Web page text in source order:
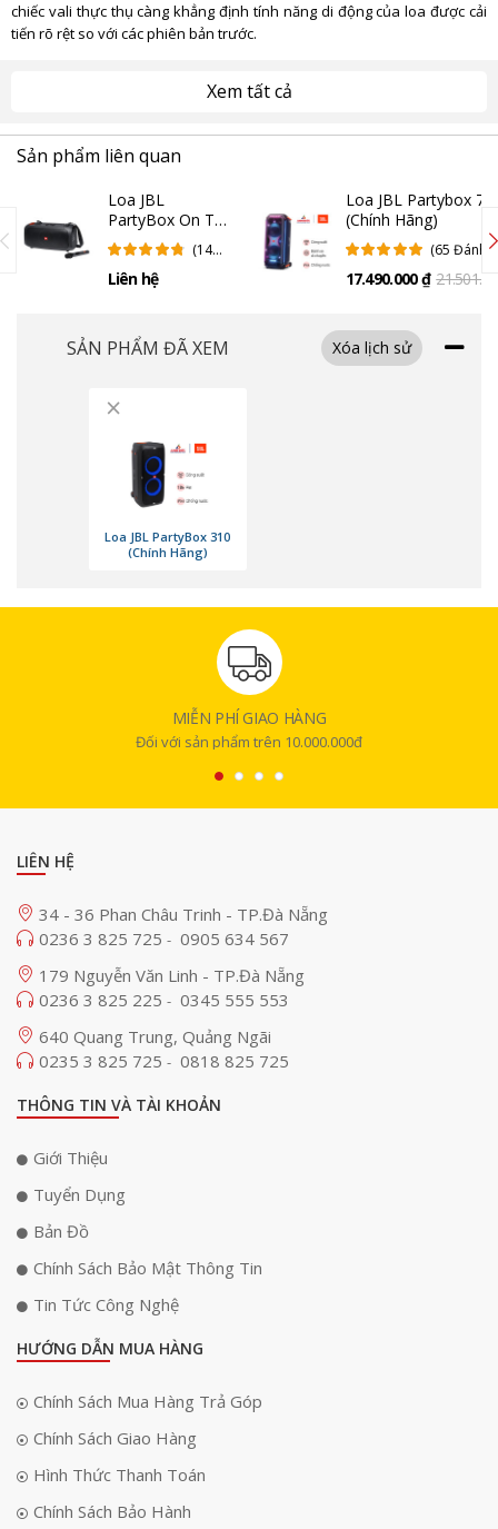
chiếc vali thực thụ càng khẳng định tính năng di động của loa được cải
tiến rõ rệt so với các phiên bản trước.
JBL PartyBox 310
thành một bữa tiệc karaoke, trong khi tính năng điều chỉnh tích hợp có
thể thay đổi chất lượng giọng hát của bạn. Thay vào đó, một đầu vào
micrô có thể được sử dụng cho các loại nhạc cụ khác chẳng hạn như
Tương thích với các giá đỡ loa tùy chọn
nhau, vì vậy bạn có thể đặt nó cao hơn để tăng khả năng hiển thị và
Trang bị công nghệ âm thanh JBL Signature Sound cực mạnh “đặc sản”
nhà
PartyBox 310 thì đều có thể ngay lập tức biến hóa ra một sàn nhảy sôi
không ai là không nghe thấy bữa tiệc âm thanh của chiếc loa này.
Xem tất cả
Sản phẩm liên quan
Loa JBL
PartyBox On The
Go (Chính Hãng)
(14
Liên hệ
Loa JBL Partybox
(Chính Hãng)
(65 Đánh
17.490.000 ₫
SẢN PHẨM ĐÃ XEM Xóa lịch sử
×
Loa JBL PartyBox 310
(Chính Hãng)
MIỄN PHÍ GIAO HÀNG
Đối với sản phẩm trên 10.000.000đ
LIÊN HỆ
34 - 36 Phan Châu Trinh - TP.Đà Nẵng
0236 3 825 725 - 0905 634 567
179 Nguyễn Văn Linh - TP.Đà Nẵng
0236 3 825 225 - 0345 555 553
640 Quang Trung, Quảng Ngãi
0235 3 825 725 - 0818 825 725
THÔNG TIN VÀ TÀI KHOẢN
Giới Thiệu
Tuyển Dụng
Bản Đồ
Chính Sách Bảo Mật Thông Tin
Tin Tức Công Nghệ
HƯỚNG DẪN MUA HÀNG
Chính Sách Mua Hàng Trả Góp
Chính Sách Giao Hàng
Hình Thức Thanh Toán
Chính Sách Bảo Hành